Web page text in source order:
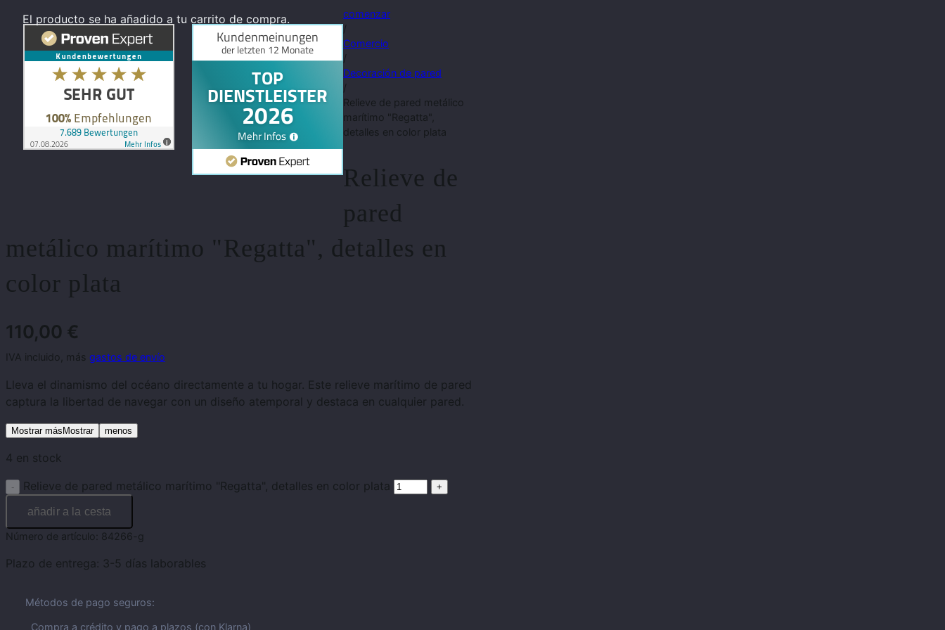
El producto se ha añadido a tu carrito de compra.
comenzar
/
Comercio
/
Decoración de pared
/
Relieve de pared metálico
marítimo "Regatta",
detalles en color plata
Relieve de
pared
metálico marítimo "Regatta", detalles en
color plata
110,00 €
IVA incluido, más gastos de envío
Lleva el dinamismo del océano directamente a tu hogar. Este relieve marítimo de pared
captura la libertad de navegar con un diseño atemporal y destaca en cualquier pared.
Mostrar másMostrar menos
4 en stock
Relieve de pared metálico marítimo "Regatta", detalles en color plata
añadir a la cesta
Número de artículo: 84266-g
Plazo de entrega: 3-5 días laborables
Métodos de pago seguros:
Compra a crédito y pago a plazos (con Klarna)